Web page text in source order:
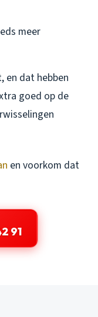
meer
en dat hebben
goed op de
en voorkom dat
91